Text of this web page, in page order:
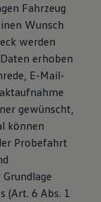
Fahrzeug
Wunsch
werden
erhoben
E-Mail-
gewünscht,
können
Probefahrt
(Art. 6 Abs. 1